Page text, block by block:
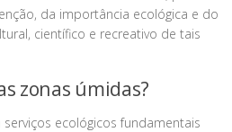
da importância ecológica e do
científico e recreativo de tais
zonas úmidas?
ecológicos fundamentais